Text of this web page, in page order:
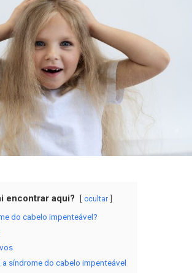
encontrar aqui? ocultar
do cabelo impenteável?
síndrome do cabelo impenteável